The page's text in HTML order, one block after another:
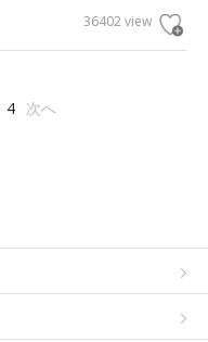
36402 view
4 次へ